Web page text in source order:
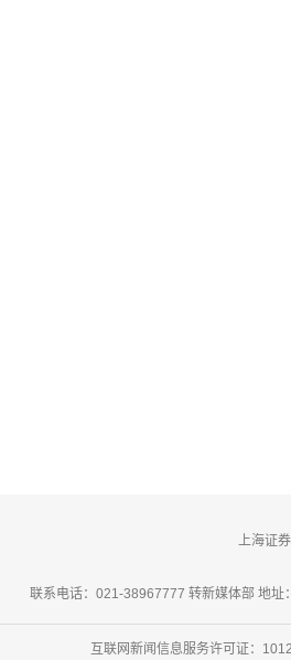
上海证
联系电话：021-38967777 转新媒体部 地
互联网新闻信息服务许可证：